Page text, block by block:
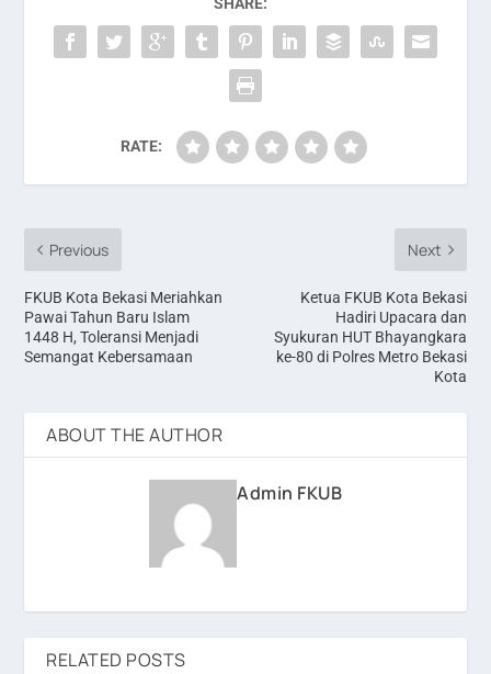
RATE:
Previous
FKUB Kota Bekasi Meriahkan
Pawai Tahun Baru Islam
1448 H, Toleransi Menjadi
Semangat Kebersamaan
Next
Ketua FKUB Kota Bekasi
Hadiri Upacara dan
Syukuran HUT Bhayangkara
ke-80 di Polres Metro Bekasi
Kota
ABOUT THE AUTHOR
Admin FKUB
RELATED POSTS